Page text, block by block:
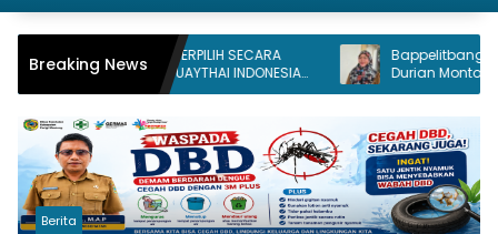
Breaking News
ROSIHAN H. THAMRIN TERPILIH SECARA
DEMOKRATIS PIMPIN MUAYTHAI INDONESIA
KOTA PALU
Bappelitbangda
Durian Montong
Berita